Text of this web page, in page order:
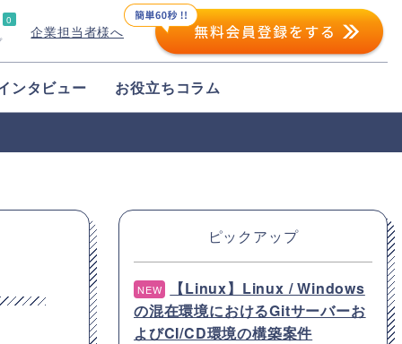
0
企業担当者様へ
ンタビュー お役立ちコラム
ピックアップ
NEW
【Linux】Linux / Windows
の混在環境におけるGitサーバーお
よびCI/CD環境の構築案件